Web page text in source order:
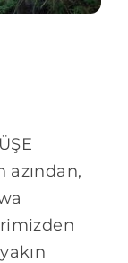
azından,